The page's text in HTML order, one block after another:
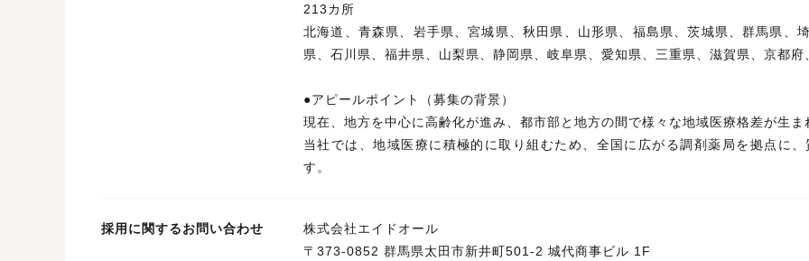
213カ所
北海道、青森県、岩手県、宮城県、秋田県、山形県、福島県、茨城県、群馬県、
県、石川県、福井県、山梨県、静岡県、岐阜県、愛知県、三重県、滋賀県、京都
●アピールポイント（募集の背景）
現在、地方を中心に高齢化が進み、都市部と地方の間で様々な地域医療格差が生ま
当社では、地域医療に積極的に取り組むため、全国に広がる調剤薬局を拠点に
す。
採用に関するお問い合わせ
株式会社エイドオール
〒373-0852 群馬県太田市新井町501-2 城代商事ビル 1F